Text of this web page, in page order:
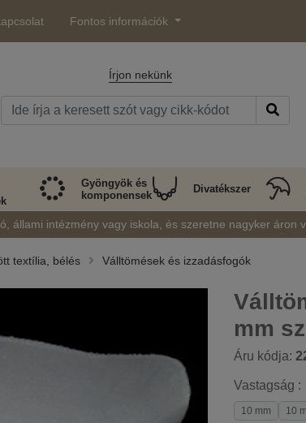
Fontos információk
Írjon nekünk
Gyöngyök és
komponensek
Divatékszer
állami intézmény vagy iskola, és szeretne nagyker áron
textília, bélés Válltömések és izzadásfogók
mm
Áru kódja:
Vastagság :
10 mm 10